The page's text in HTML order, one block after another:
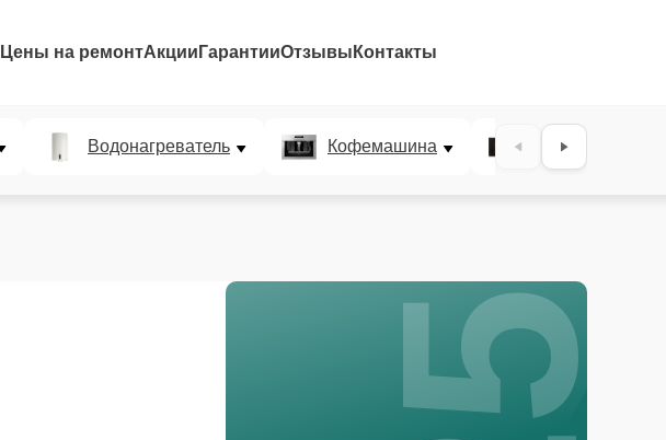
Цены на ремонтАкции ГарантииОтзывы Контакты
Водонагреватель Кофемашина
25%